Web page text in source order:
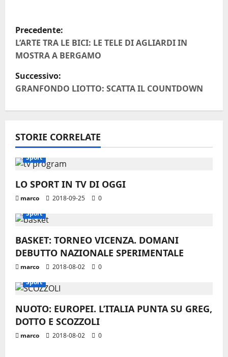
N
a
v
i
g
a
z
i
o
n
e
a
r
t
i
Precedente:
L’ARTE TRA LE BICI: LE TELE DI AGLIARDI IN
MOSTRA A BERGAMO
Successivo:
GRANFONDO LIOTTO: SCATTA IL COUNTDOWN
STORIE CORRELATE
Sport
LO SPORT IN TV DI OGGI
marco 2018-09-25
0
Sport
BASKET: TORNEO VICENZA. DOMANI
DEBUTTO NAZIONALE SPERIMENTALE
marco 2018-08-02
0
Sport
NUOTO: EUROPEI. L’ITALIA PUNTA SU GREG,
DOTTO E SCOZZOLI
marco 2018-08-02 0